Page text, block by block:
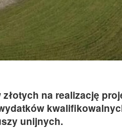
na realizację
unijnych.